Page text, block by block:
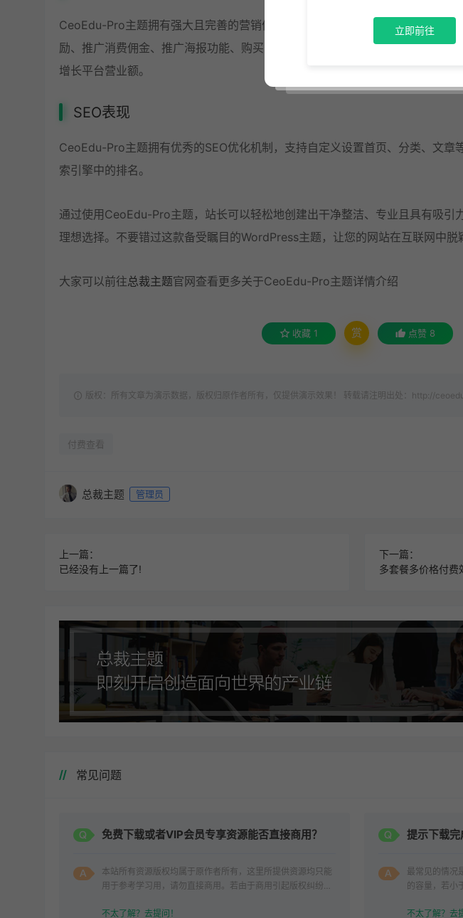
CeoEdu-Pro主题拥有强大且完善的营销体系，支持用户签到功能、用户注册奖
励、推广消费佣金、推广海报功能、购买商品营销策略奖励等功能，以便帮助用
增长平台营业额。
SEO表现
CeoEdu-Pro主题拥有优秀的SEO优化机制，支持自定义设置首页、分类、文章
索引擎中的排名。
通过使用CeoEdu-Pro主题，站长可以轻松地创建出干净整洁、专业且具有吸
理想选择。不要错过这款备受瞩目的WordPress主题，让您的网站在互联网中脱
大家可以前往总裁主题官网查看更多关于CeoEdu-Pro主题详情介绍
收藏 1 赏 点赞 8
版权：所有文章为演示数据，版权归原作者所有，仅提供演示效果！ 转载请注明出处：http://
付费查看
总裁主题 管理员
上一篇：
已经没有上一篇了!
下一篇：
多套餐多价格付费
常见问题
免费下载或者VIP会员专享资源能否直接商用？
本站所有资源版权均属于原作者所有，这里所提供资源均只能
用于参考学习用，请勿直接商用。若由于商用引起版权纠纷，
不太了解？去提问！
提示下载完
最常见的情况
的容量，若小
不太了解？去
立即前往